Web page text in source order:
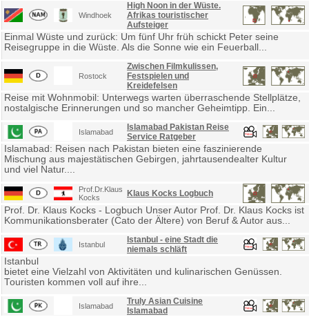
Windhoek
High Noon in der Wüste.
Afrikas touristischer
Aufsteiger
Einmal Wüste und zurück: Um fünf Uhr früh schickt Peter seine
Reisegruppe in die Wüste. Als die Sonne wie ein Feuerball...
Rostock
Zwischen Filmkulissen,
Festspielen und
Kreidefelsen
Reise mit Wohnmobil: Unterwegs warten überraschende Stellplätze,
nostalgische Erinnerungen und so mancher Geheimtipp. Ein...
Islamabad
Islamabad Pakistan Reise
Service Ratgeber
Islamabad: Reisen nach Pakistan bieten eine faszinierende
Mischung aus majestätischen Gebirgen, jahrtausendealter Kultur
und viel Natur....
Prof.Dr.Klaus
Kocks
Klaus Kocks Logbuch
Prof. Dr. Klaus Kocks - Logbuch Unser Autor Prof. Dr. Klaus Kocks ist
Kommunikationsberater (Cato der Ältere) von Beruf & Autor aus...
Istanbul
Istanbul - eine Stadt die
niemals schläft
Istanbul
bietet eine Vielzahl von Aktivitäten und kulinarischen Genüssen.
Touristen kommen voll auf ihre...
Islamabad
Truly Asian Cuisine
Islamabad